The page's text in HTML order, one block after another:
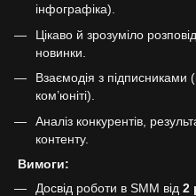
інфографіка).
Цікаво й зрозуміло
новинки.
Взаємодія з підписниками
ком’юніті).
Аналіз конкурентів,
контенту.
Вимоги:
Досвід роботи в SMM від 2